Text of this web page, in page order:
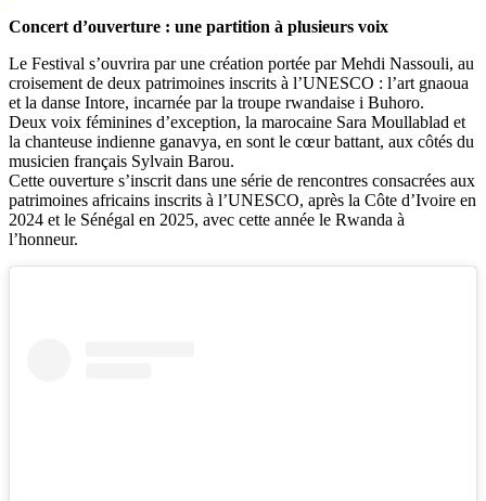
Concert d’ouverture : une partition à plusieurs voix
Le Festival s’ouvrira par une création portée par Mehdi Nassouli, au
croisement de deux patrimoines inscrits à l’UNESCO : l’art gnaoua
et la danse Intore, incarnée par la troupe rwandaise i Buhoro.
Deux voix féminines d’exception, la marocaine Sara Moullablad et
la chanteuse indienne ganavya, en sont le cœur battant, aux côtés du
musicien français Sylvain Barou.
Cette ouverture s’inscrit dans une série de rencontres consacrées aux
patrimoines africains inscrits à l’UNESCO, après la Côte d’Ivoire en
2024 et le Sénégal en 2025, avec cette année le Rwanda à
l’honneur.